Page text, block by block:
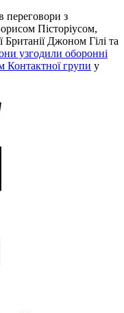
переговори з
Пісторіусом,
Джоном Гілі та
узгодили оборонні
Контактної групи у